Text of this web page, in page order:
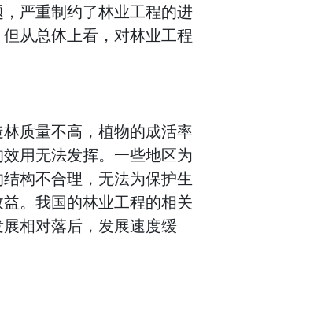
严重制约了林业工程的进
从总体上看，对林业工程
质量不高，植物的成活率
用无法发挥。一些地区为
构不合理，无法为保护生
。我国的林业工程的相关
相对落后，发展速度缓